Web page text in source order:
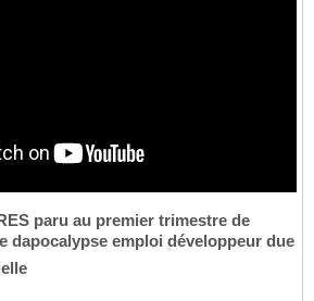
paru au premier trimestre de
dapocalypse emploi développeur due